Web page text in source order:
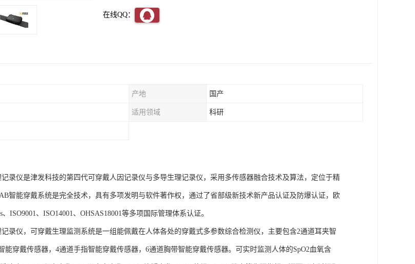
在线QQ：
产地 国产
适用领域 科研
录仪是津发科技的第四代可穿戴人因记录仪与多导生理记录仪，采用多传感器融合技术及算法，定位于精
智能穿戴系统是完全技术，具有多项发明与软件著作权，通过了省部级新技术新产品认证及防爆认证，欧
ISO9001、ISO14001、OHSAS18001等多项国际管理体系认证。
录仪，可穿戴生理监测系统是一组能佩戴在人体各处的穿戴式多参数综合检测仪，主要包含2通道耳夹智
能穿戴传感器，4通道手指智能穿戴传感器，6通道胸带智能穿戴传感器。可实时监测人体的SpO2血氧含